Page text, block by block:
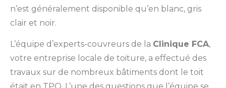
n’est généralement disponible qu’en blanc, gris
clair et noir.
L’équipe d’experts-couvreurs de la Clinique FCA,
votre entreprise locale de toiture, a effectué des
travaux sur de nombreux bâtiments dont le toit